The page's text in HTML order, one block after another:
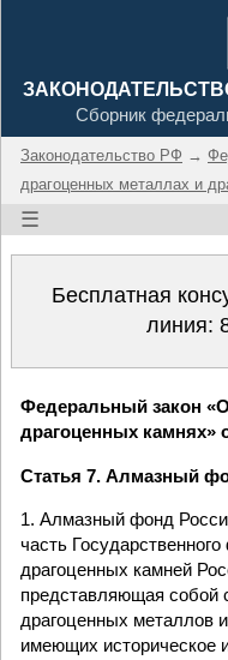
Сборник
Законодательство РФ →
драгоценных металлах и
☰
Бесплатная
линия:
Федеральный закон
драгоценных камнях»
Статья 7. Алмазный
1. Алмазный фонд
часть
драгоценных камней
представляющая собой
драгоценных металлов
имеющих историческое